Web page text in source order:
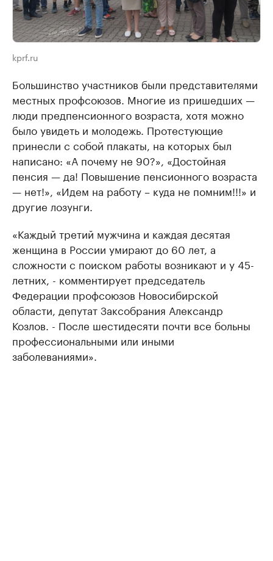
kprf.ru
Большинство участников были представителями
местных профсоюзов. Многие из пришедших —
люди предпенсионного возраста, хотя можно
было увидеть и молодежь. Протестующие
принесли с собой плакаты, на которых был
написано: «А почему не 90?», «Достойная
пенсия — да! Повышение пенсионного возраста
— нет!», «Идем на работу – куда не помним!!!» и
другие лозунги.
«Каждый третий мужчина и каждая десятая
женщина в России умирают до 60 лет, а
сложности с поиском работы возникают и у 45-
летних, - комментирует председатель
Федерации профсоюзов Новосибирской
области, депутат Заксобрания Александр
Козлов. - После шестидесяти почти все больны
профессиональными или иными
заболеваниями».